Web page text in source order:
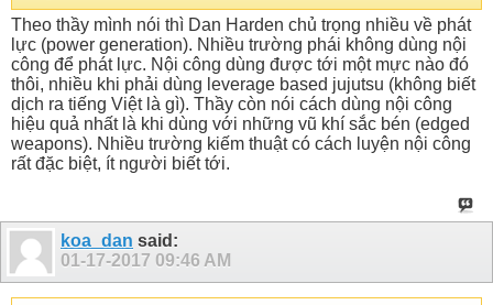
Theo thầy mình nói thì Dan Harden chủ trọng nhiều về phát
lực (power generation). Nhiều trường phái không dùng nội
công để phát lực. Nội công dùng được tới một mực nào đó
thôi, nhiều khi phải dùng leverage based jujutsu (không biết
dịch ra tiếng Việt là gì). Thầy còn nói cách dùng nội công
hiệu quả nhất là khi dùng với những vũ khí sắc bén (edged
weapons). Nhiều trường kiếm thuật có cách luyện nội công
rất đặc biệt, ít người biết tới.
koa_dan said:
01-17-2017 09:46 AM